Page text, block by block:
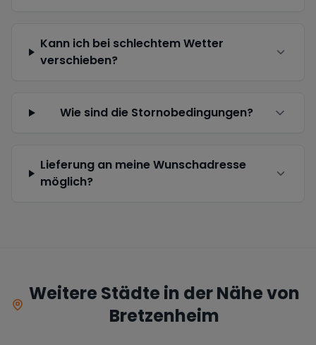
Kann ich bei schlechtem Wetter
verschieben?
Wie sind die Stornobedingungen?
Lieferung an meine Wunschadresse
möglich?
Weitere Städte in der Nähe von
Bretzenheim